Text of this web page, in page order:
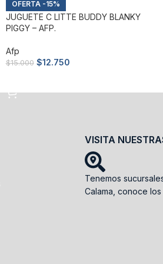
-15%
JUGUETE C LITTE BUDDY BLANKY
PIGGY – AFP.
Afp
$15.000 $12.750
VISITA
Tenemos
Calama, conoce